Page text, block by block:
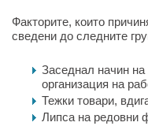
Факторите, които
сведени до следните
Заседнал начин
организация на
Тежки товари,
Липса на редовни